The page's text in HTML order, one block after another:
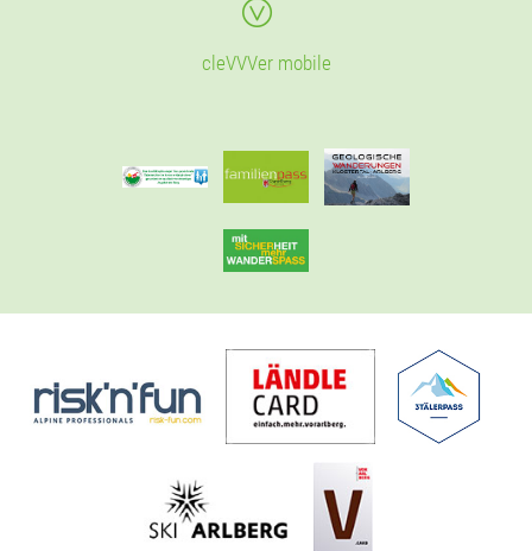
cleVVVer mobile